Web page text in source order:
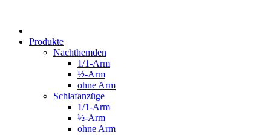
Produkte
Nachthemden
1/1-Arm
½-Arm
ohne Arm
Schlafanzüge
1/1-Arm
½-Arm
ohne Arm